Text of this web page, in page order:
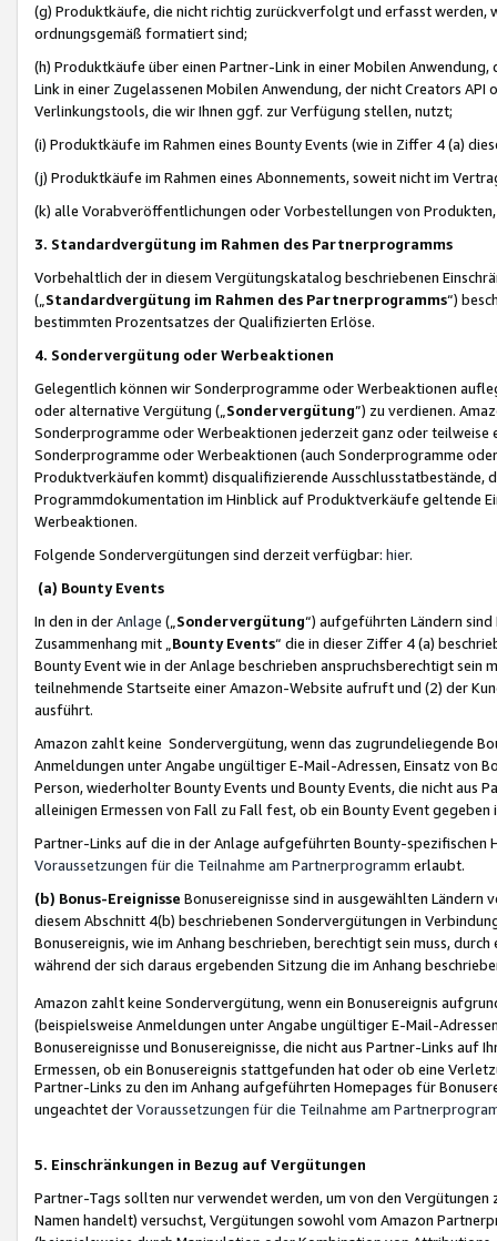
(g) Produktkäufe, die nicht richtig zurückverfolgt und erfasst werden,
ordnungsgemäß formatiert sind;
(h) Produktkäufe über einen Partner-Link in einer Mobilen
Link in einer Zugelassenen Mobilen Anwendung, der nicht Creators
Verlinkungstools, die wir Ihnen ggf. zur Verfügung stellen, nutzt;
(i) Produktkäufe im Rahmen eines Bounty Events (wie in Ziffer 4 (a)
(j) Produktkäufe im Rahmen eines Abonnements, soweit nicht im
(k) alle Vorabveröffentlichungen oder Vorbestellungen von
3. Standardvergütung im Rahmen des Partnerprogramms
Vorbehaltlich der in diesem Vergütungskatalog beschriebenen
(„ Standardvergütung im Rahmen des Partnerprogramms“)
bestimmten Prozentsatzes der Qualifizierten Erlöse.
4. Sondervergütung oder Werbeaktionen
Gelegentlich können wir Sonderprogramme oder Werbeaktionen
oder alternative Vergütung („ Sondervergütung”) zu verdienen.
Sonderprogramme oder Werbeaktionen jederzeit ganz oder
Sonderprogramme oder Werbeaktionen (auch Sonderprogramme
Produktverkäufen kommt) disqualifizierende Ausschlusstatbestände,
Programmdokumentation im Hinblick auf Produktverkäufe geltende
Werbeaktionen.
Folgende Sondervergütungen sind derzeit verfügbar: hier.
(a) Bounty Events
In den in derAnlage („ Sondervergütung“) aufgeführten Ländern
Zusammenhang mit „ Bounty Events“ die in dieser Ziffer 4 (a)
Bounty Event wie in der Anlage beschrieben anspruchsberechtigt sein
teilnehmende Startseite einer Amazon-Website aufruft und (2) der
ausführt.
Amazon zahlt keine Sondervergütung, wenn das zugrundeliegende
Anmeldungen unter Angabe ungültiger E-Mail-Adressen, Einsatz von
Person, wiederholter Bounty Events und Bounty Events, die nicht
alleinigen Ermessen von Fall zu Fall fest, ob ein Bounty Event
Partner-Links auf die in der Anlage aufgeführten Bounty-spezifischen
Voraussetzungen für die Teilnahme am Partnerprogramm erlaubt.
(b) Bonus-Ereignisse Bonusereignisse sind in ausgewählten Ländern
diesem Abschnitt 4(b) beschriebenen Sondervergütungen in
Bonusereignis, wie im Anhang beschrieben, berechtigt sein muss,
während der sich daraus ergebenden Sitzung die im Anhang
Amazon zahlt keine Sondervergütung, wenn ein Bonusereignis
(beispielsweise Anmeldungen unter Angabe ungültiger E-Mail-
Bonusereignisse und Bonusereignisse, die nicht aus Partner-Links auf
Ermessen, ob ein Bonusereignis stattgefunden hat oder ob eine
Partner-Links zu den im Anhang aufgeführten Homepages für
ungeachtet derVoraussetzungen für die Teilnahme am
5. Einschränkungen in Bezug auf Vergütungen
Partner-Tags sollten nur verwendet werden, um von den
Namen handelt) versuchst, Vergütungen sowohl vom Amazon